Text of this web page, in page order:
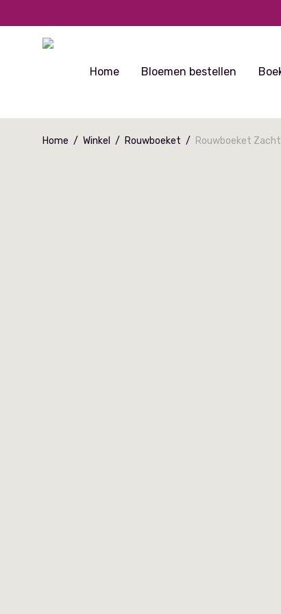
Home Bloemen bestellen
Home / Winkel / Rouwboeket / Rouwboeket